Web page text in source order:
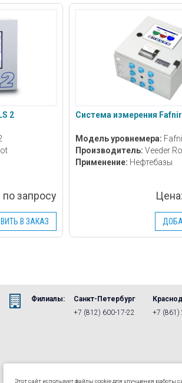
2
по запросу
В ЗАКАЗ
Система измерения Fafnir
Модель уровнемера:
Производитель: Veeder
Применение: Нефтебазы
Цена:
Филиалы:
Санкт-Петербург
+7 (812) 600-17-22
+7 (861)
Этот сайт использует файлы cookie для улучшения